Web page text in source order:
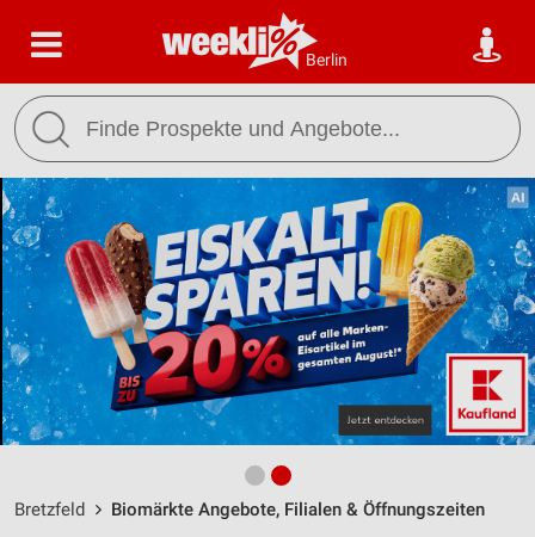
Berlin
Bretzfeld Biomärkte Angebote, Filialen & Öffnungszeiten